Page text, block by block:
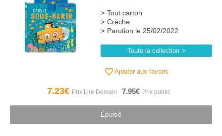
Tout carton
Crèche
Parution le 25/02/2022
Toute la collection
Ajouter aux favoris
7.23€ 7.95€
Épuisé